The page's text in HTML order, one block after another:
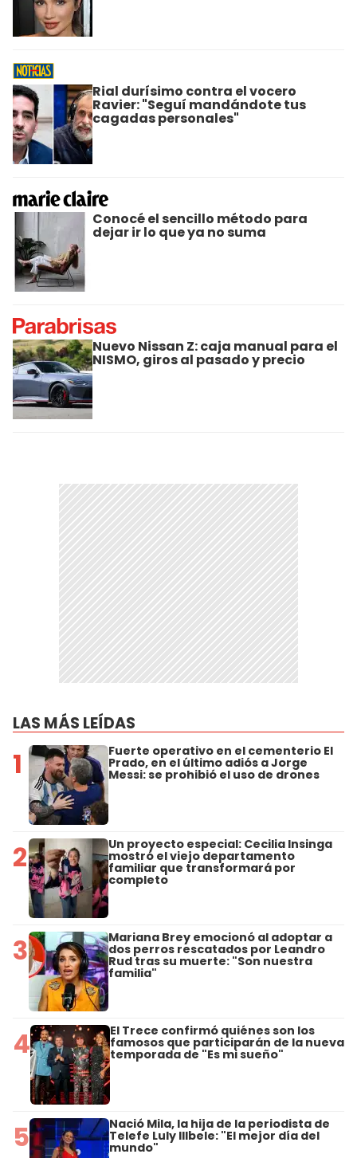
Rial durísimo contra el vocero
Ravier: "Seguí mandándote tus
cagadas personales"
Conocé el sencillo método para
dejar ir lo que ya no suma
Nuevo Nissan Z: caja manual para el
NISMO, giros al pasado y precio
LAS MÁS LEÍDAS
1 Fuerte operativo en el cementerio El
Prado, en el último adiós a Jorge
Messi: se prohibió el uso de drones
2 Un proyecto especial: Cecilia Insinga
mostró el viejo departamento
familiar que transformará por
completo
3 Mariana Brey emocionó al adoptar a
dos perros rescatados por Leandro
Rud tras su muerte: "Son nuestra
familia"
4 El Trece confirmó quiénes son los
famosos que participarán de la nueva
temporada de "Es mi sueño"
5 Nació Mila, la hija de la periodista de
Telefe Luly Illbele: "El mejor día del
mundo"